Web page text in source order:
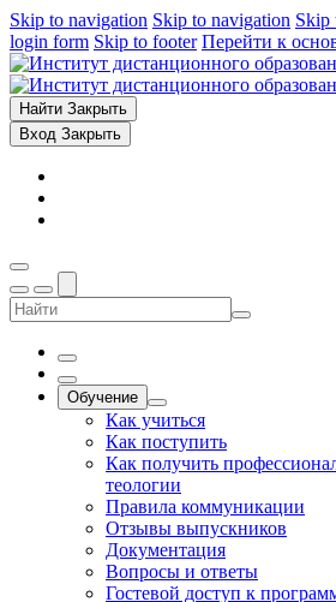
Skip to navigation Skip to navigation Skip
login form Skip to footer Перейти к
Найти Закрыть
Вход Закрыть
Обучение
Как учиться
Как поступить
Как получить
теологии
Правила коммуникации
Отзывы выпускников
Документация
Вопросы и ответы
Гостевой доступ к